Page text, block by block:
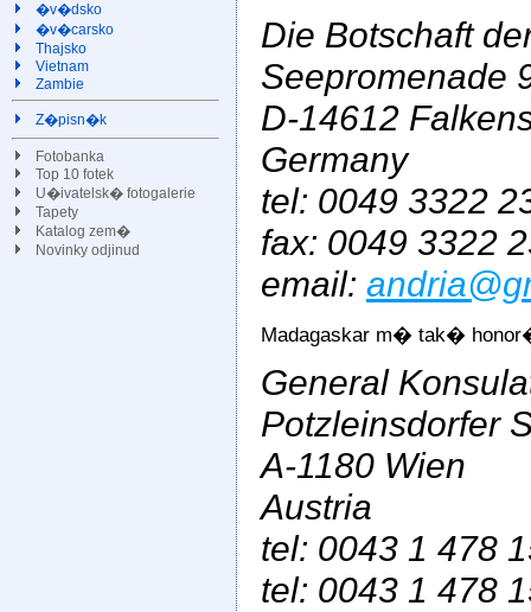
�v�dsko
�v�carsko
Thajsko
Vietnam
Zambie
Z�pisn�k
Fotobanka
Top 10 fotek
U�ivatelsk� fotogalerie
Tapety
Katalog zem�
Novinky odjinud
Die Botschaft
Seepromenade
D-14612
Germany
tel: 0049 3322
fax: 0049 3322
email:
Madagaskar m� tak�
General
Potzleinsdorfer
A-1180 Wien
Austria
tel: 0043 1 478
tel: 0043 1 478